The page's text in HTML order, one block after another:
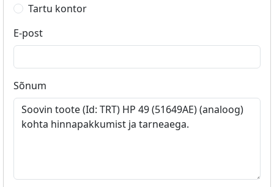
Tartu kontor
E-post
Sõnum